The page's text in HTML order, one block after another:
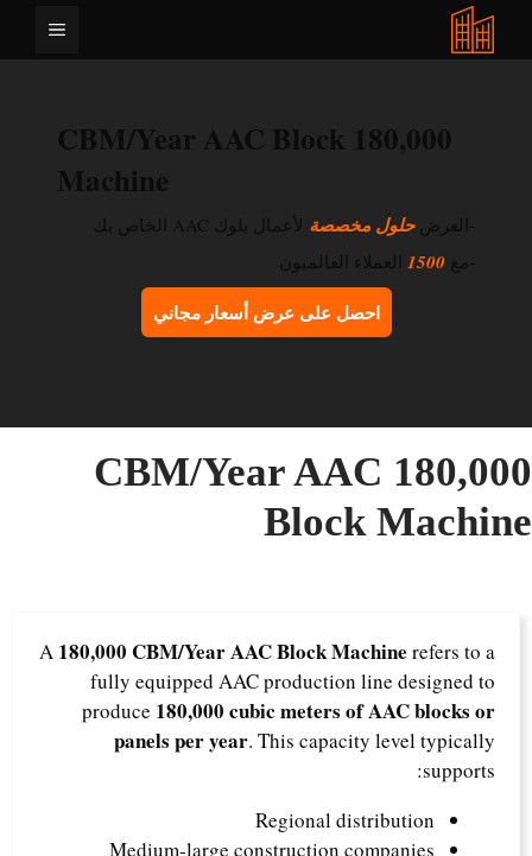
القائمة
180,000 CBM/Year AAC Block
Machine
-العرض حلول مخصصةلأعمال بلوك AAC الخاص بك
-مع 1500العملاء العالميون
احصل على عرض أسعار مجاني
180,000 CBM/Year AAC
Block
A180,000 CBM/Year AAC Block Machinerefers to a
fully equipped AAC production line designed to
produce180,000 cubic meters of AAC blocks or
panels per year . This capacity level typically
supports:
Regional distribution
Medium-large construction companies